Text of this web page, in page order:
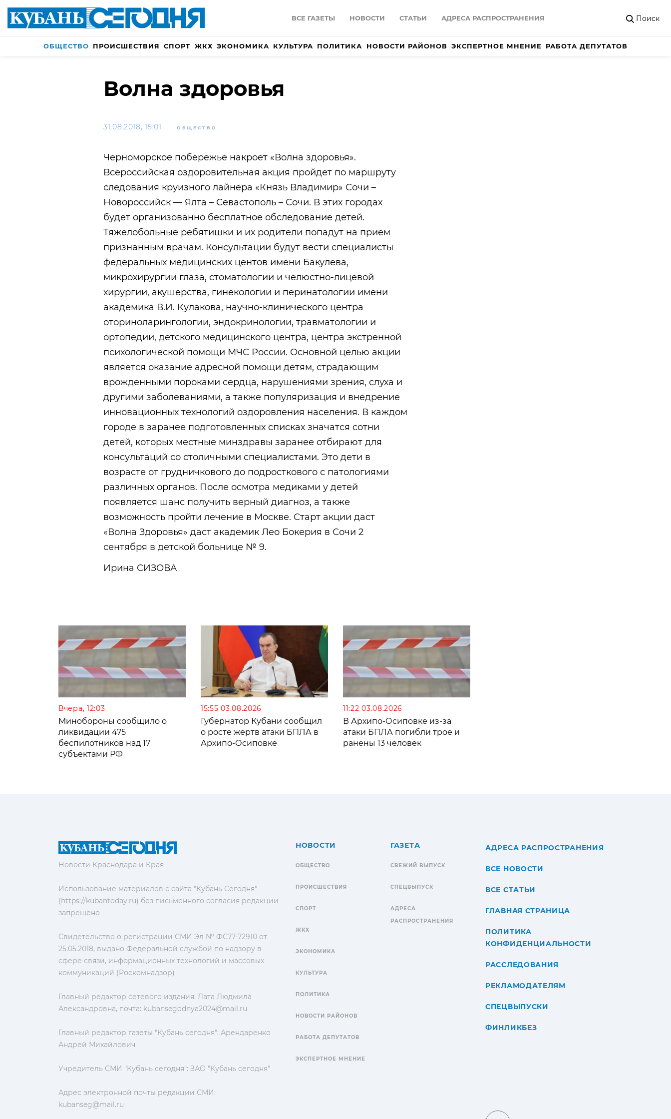
ВСЕ ГАЗЕТЫ НОВОСТИ СТАТЬИ АДРЕСА РАСПРОСТРАНЕНИЯ Поиск
ОБЩЕСТВО ПРОИСШЕСТВИЯ СПОРТ ЖКХ ЭКОНОМИКА КУЛЬТУРА ПОЛИТИКА НОВОСТИ РАЙОНОВ ЭКСПЕРТНОЕ МНЕНИЕ РАБОТА ДЕПУТАТОВ
Волна здоровья
31.08.2018, 15:01 ОБЩЕСТВО
Черноморское побережье накроет «Волна здоровья».
Всероссийская оздоровительная акция пройдет по маршруту
следования круизного лайнера «Князь Владимир» Сочи –
Новороссийск –– Ялта – Севастополь – Сочи. В этих городах
будет организованно бесплатное обследование детей.
Тяжелобольные ребятишки и их родители попадут на прием
признанным врачам. Консультации будут вести специалисты
федеральных медицинских центов имени Бакулева,
микрохирургии глаза, стоматологии и челюстно-лицевой
хирургии, акушерства, гинекологии и перинатологии имени
академика В.И. Кулакова, научно-клинического центра
оториноларингологии, эндокринологии, травматологии и
ортопедии, детского медицинского центра, центра экстренной
психологической помощи МЧС России. Основной целью акции
является оказание адресной помощи детям, страдающим
врожденными пороками сердца, нарушениями зрения, слуха и
другими заболеваниями, а также популяризация и внедрение
инновационных технологий оздоровления населения. В каждом
городе в заранее подготовленных списках значатся сотни
детей, которых местные минздравы заранее отбирают для
консультаций со столичными специалистами. Это дети в
возрасте от грудничкового до подросткового с патологиями
различных органов. После осмотра медиками у детей
появляется шанс получить верный диагноз, а также
возможность пройти лечение в Москве. Старт акции даст
«Волна Здоровья» даст академик Лео Бокерия в Сочи 2
сентября в детской больнице № 9.
Ирина СИЗОВА
Вчера, 12:03
Минобороны сообщило о
ликвидации 475
беспилотников над 17
субъектами РФ
15:55 03.08.2026
Губернатор Кубани сообщил
о росте жертв атаки БПЛА в
Архипо-Осиповке
11:22 03.08.2026
В Архипо-Осиповке из-за
атаки БПЛА погибли трое и
ранены 13 человек
Новости Краснодара и Края
Использование материалов с сайта "Кубань Сегодня"
(https://kubantoday.ru) без письменного согласия редакции
запрещено
Свидетельство о регистрации СМИ Эл № ФС77-72910 от
25.05.2018, выдано Федеральной службой по надзору в
сфере связи, информационных технологий и массовых
коммуникаций (Роскомнадзор)
Главный редактор сетевого издания: Лата Людмила
Александровна, почта: kubansegodnya2024@mail.ru
Главный редактор газеты "Кубань сегодня": Арендаренко
Андрей Михайлович
Учредитель СМИ "Кубань сегодня": ЗАО "Кубань сегодня"
Адрес электронной почты редакции СМИ:
kubanseg@mail.ru
НОВОСТИ
ОБЩЕСТВО
ПРОИСШЕСТВИЯ
СПОРТ
ЖКХ
ЭКОНОМИКА
КУЛЬТУРА
ПОЛИТИКА
НОВОСТИ РАЙОНОВ
РАБОТА ДЕПУТАТОВ
ЭКСПЕРТНОЕ МНЕНИЕ
ГАЗЕТА
СВЕЖИЙ ВЫПУСК
СПЕЦВЫПУСК
АДРЕСА
РАСПРОСТРАНЕНИЯ
АДРЕСА РАСПРОСТРАНЕНИЯ
ВСЕ НОВОСТИ
ВСЕ СТАТЬИ
ГЛАВНАЯ СТРАНИЦА
ПОЛИТИКА
КОНФИДЕНЦИАЛЬНОСТИ
РАССЛЕДОВАНИЯ
РЕКЛАМОДАТЕЛЯМ
СПЕЦВЫПУСКИ
ФИНЛИКБЕЗ